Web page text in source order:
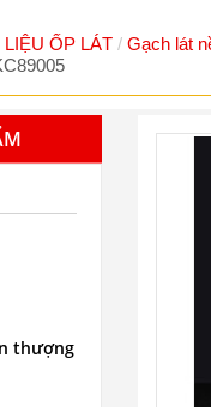
LIỆU ỐP LÁT
Gạch lát
thượng